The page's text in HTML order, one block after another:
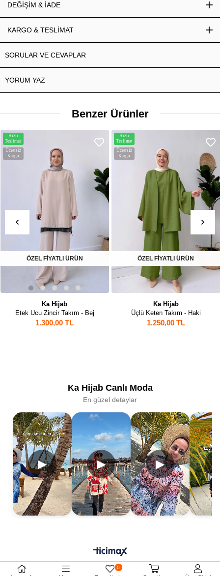
DEĞİŞİM & İADE
KARGO & TESLİMAT
SORULAR VE CEVAPLAR
YORUM YAZ
Benzer Ürünler
Ka Hijab
Üçlü Keten Takım - Haki
1.250,00 TL
ÖZEL FİYATLI ÜRÜN
Ka Hijab
1.700,00 TL
Ka Hijab Canlı Moda
En güzel detaylar
▶ ▶ ▶
0